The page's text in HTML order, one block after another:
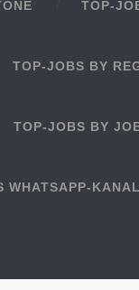
TOP-
TOP-JOBS BY
TOP-JOBS BY
WHATSAPP-KANAL